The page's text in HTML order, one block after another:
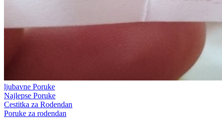
ljubavne Poruke
Najlepse Poruke
Cestitka za Rodendan
Poruke za rodendan